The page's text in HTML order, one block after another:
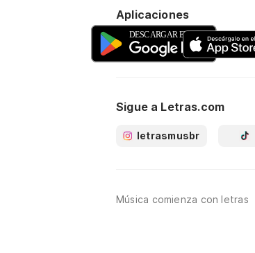
Aplicaciones
Sigue a Letras.com
letrasmusbr
Música comienza con letras